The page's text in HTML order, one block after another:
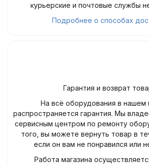
курьерские и почтовые службы
Подробнее о способах
Гарантия и возврат
На всё оборудования в нашем
распространяется гарантия. Мы
сервисным центром по ремонту
того, вы можете вернуть товар в
если он вам не понравился или
Работа магазина